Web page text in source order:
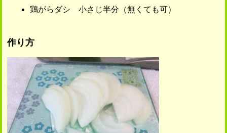
鶏がらダシ 小さじ半分（無くても可）
作り方